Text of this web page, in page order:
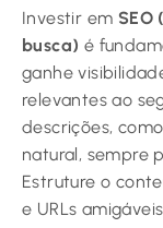
Investir em SEO
busca) é
ganhe
relevantes ao
descrições, como
natural, sempre
Estruture o
e URLs